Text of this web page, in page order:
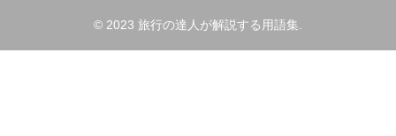
© 2023 旅行の達人が解説する用語集.